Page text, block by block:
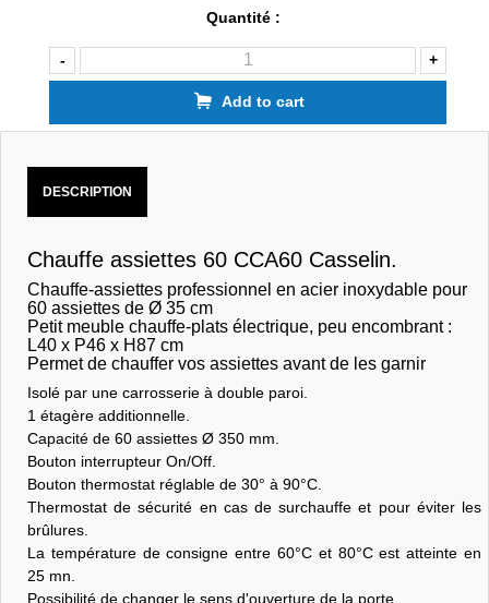
Quantité :
- +
Add to cart
DESCRIPTION
Chauffe assiettes 60 CCA60 Casselin.
Chauffe-assiettes professionnel en acier inoxydable pour
60 assiettes de Ø 35 cm
Petit meuble chauffe-plats électrique, peu encombrant :
L40 x P46 x H87 cm
Permet de chauffer vos assiettes avant de les garnir
Isolé par une carrosserie à double paroi.
1 étagère additionnelle.
Capacité de 60 assiettes Ø 350 mm.
Bouton interrupteur On/Off.
Bouton thermostat réglable de 30° à 90°C.
Thermostat de sécurité en cas de surchauffe et pour éviter les
brûlures.
La température de consigne entre 60°C et 80°C est atteinte en
25 mn.
Possibilité de changer le sens d'ouverture de la porte.